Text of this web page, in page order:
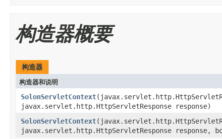
构造器概要
构造器
构造器和说明
SolonServletContext
javax.servlet.http.HttpServletResponse response)
SolonServletContext
javax.servlet.http.HttpServletResponse response,